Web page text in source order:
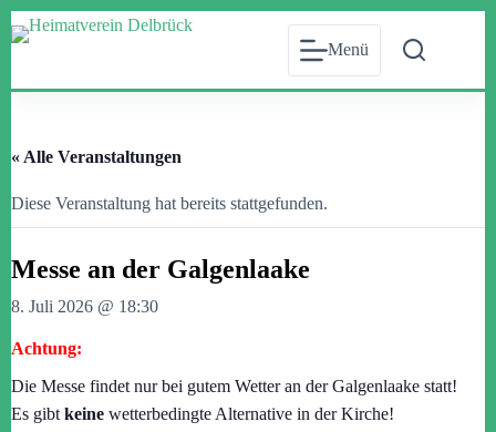
Zum
Inhalt
Menü
« Alle Veranstaltungen
Diese Veranstaltung hat bereits stattgefunden.
Messe an der Galgenlaake
8. Juli 2026 @ 18:30
Achtung:
Die Messe findet nur bei gutem Wetter an der Galgenlaake statt!
Es gibt keine wetterbedingte Alternative in der Kirche!